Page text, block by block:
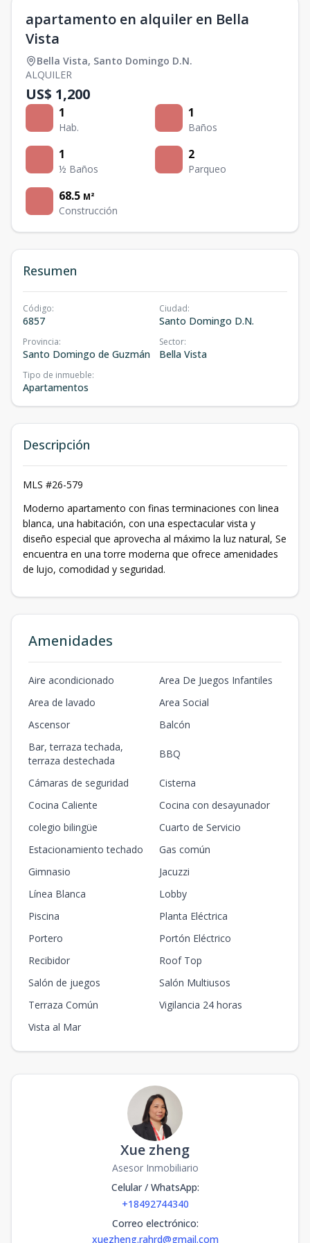
apartamento en alquiler en Bella
Vista
Bella Vista, Santo Domingo D.N.
ALQUILER
US$ 1,200
1
Hab.
1
Baños
1
½ Baños
2
Parqueo
68.5 M²
Construcción
Resumen
Código:
6857
Ciudad:
Santo Domingo D.N.
Provincia:
Santo Domingo de Guzmán
Sector:
Bella Vista
Tipo de inmueble:
Apartamentos
Descripción
MLS #26-579
Moderno apartamento con finas terminaciones con linea
blanca, una habitación, con una espectacular vista y
diseño especial que aprovecha al máximo la luz natural, Se
encuentra en una torre moderna que ofrece amenidades
de lujo, comodidad y seguridad.
Amenidades
Aire acondicionado
Area De Juegos Infantiles
Area de lavado
Area Social
Ascensor
Balcón
Bar, terraza techada,
terraza destechada
BBQ
Cámaras de seguridad
Cisterna
Cocina Caliente
Cocina con desayunador
colegio bilingüe
Cuarto de Servicio
Estacionamiento techado
Gas común
Gimnasio
Jacuzzi
Línea Blanca
Lobby
Piscina
Planta Eléctrica
Portero
Portón Eléctrico
Recibidor
Roof Top
Salón de juegos
Salón Multiusos
Terraza Común
Vigilancia 24 horas
Vista al Mar
Xue zheng
Asesor Inmobiliario
Celular / WhatsApp:
+18492744340
Correo electrónico:
xuezheng.rahrd@gmail.com